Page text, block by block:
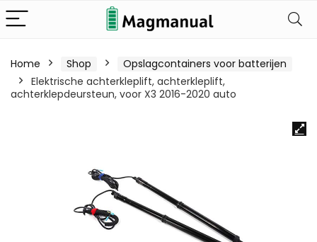
Home Shop
Opslagcontainers voor batterijen
Elektrische achterkleplift, achterkleplift,
achterklepdeursteun, voor X3 2016-2020 auto